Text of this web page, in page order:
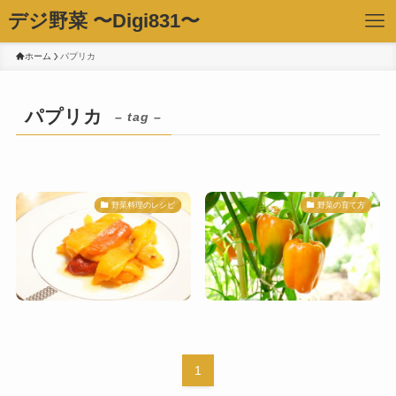
デジ野菜 〜Digi831〜
ホーム パプリカ
パプリカ – tag –
野菜料理のレシピ 野菜の育て方
1